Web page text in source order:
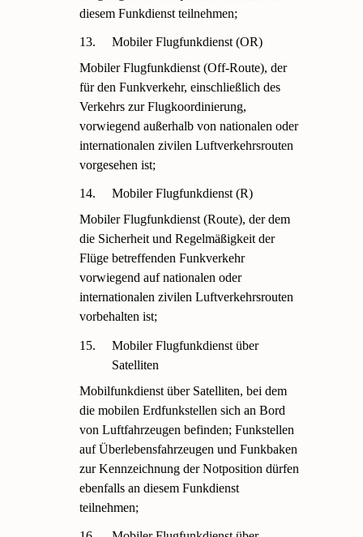
diesem Funkdienst teilnehmen;
13.
Mobiler Flugfunkdienst (OR)
Mobiler Flugfunkdienst (Off-Route), der
für den Funkverkehr, einschließlich des
Verkehrs zur Flugkoordinierung,
vorwiegend außerhalb von nationalen oder
internationalen zivilen Luftverkehrsrouten
vorgesehen ist;
14.
Mobiler Flugfunkdienst (R)
Mobiler Flugfunkdienst (Route), der dem
die Sicherheit und Regelmäßigkeit der
Flüge betreffenden Funkverkehr
vorwiegend auf nationalen oder
internationalen zivilen Luftverkehrsrouten
vorbehalten ist;
15.
Mobiler Flugfunkdienst über
Satelliten
Mobilfunkdienst über Satelliten, bei dem
die mobilen Erdfunkstellen sich an Bord
von Luftfahrzeugen befinden; Funkstellen
auf Überlebensfahrzeugen und Funkbaken
zur Kennzeichnung der Notposition dürfen
ebenfalls an diesem Funkdienst
teilnehmen;